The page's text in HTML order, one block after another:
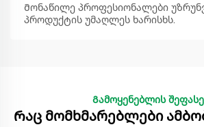
Მონაწილე პროფესიონალები
პროდუქტის უმაღლეს ხარისხს.
Გამოყენებლის
Რაც მომხმარებლები